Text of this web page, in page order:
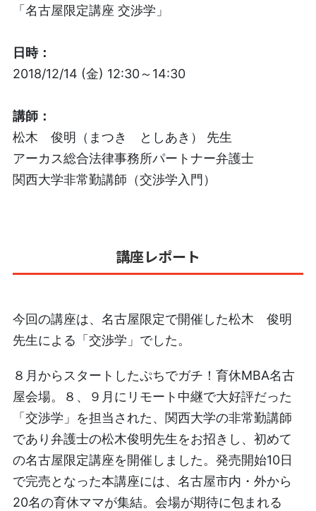
「名古屋限定講座 交渉学」
日時：
2018/12/14 (金) 12:30～14:30
講師：
松木 俊明（まつき としあき）
先生
アーカス総合法律事務所パートナー弁護士
関西大学非常勤講師（交渉学入門）
講座レポート
今回の講座は、名古屋限定で開催した松木 俊明
先生による「交渉学」でした。
８月からスタートしたぷちでガチ！育休MBA名古
屋会場。８、９月にリモート中継で大好評だった
「交渉学」を担当された、関西大学の非常勤講師
であり弁護士の松木俊明先生をお招きし、初めて
の名古屋限定講座を開催しました。発売開始10日
で完売となった本講座には、名古屋市内・外から
20名の育休ママが集結。会場が期待に包まれる